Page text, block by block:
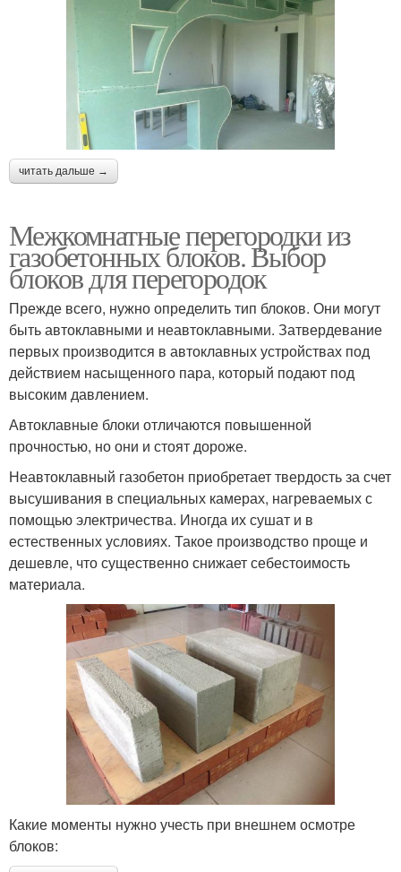
читать дальше →
Межкомнатные перегородки из
газобетонных блоков. Выбор
блоков для перегородок
Прежде всего, нужно определить тип блоков. Они могут
быть автоклавными и неавтоклавными. Затвердевание
первых производится в автоклавных устройствах под
действием насыщенного пара, который подают под
высоким давлением.
Автоклавные блоки отличаются повышенной
прочностью, но они и стоят дороже.
Неавтоклавный газобетон приобретает твердость за счет
высушивания в специальных камерах, нагреваемых с
помощью электричества. Иногда их сушат и в
естественных условиях. Такое производство проще и
дешевле, что существенно снижает себестоимость
материала.
Какие моменты нужно учесть при внешнем осмотре
блоков: